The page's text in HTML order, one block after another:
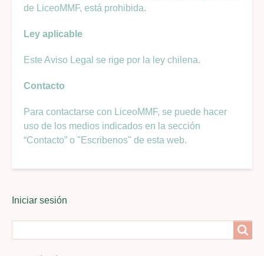
de LiceoMMF, está prohibida.
Ley aplicable
Este Aviso Legal se rige por la ley chilena.
Contacto
Para contactarse con LiceoMMF, se puede hacer
uso de los medios indicados en la sección
“Contacto” o "Escribenos" de esta web.
User
menu
Iniciar sesión